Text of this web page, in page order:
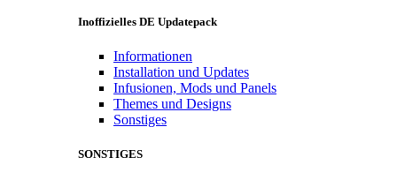
Inoffizielles DE Updatepack
Informationen
Installation und Updates
Infusionen, Mods und Panels
Themes und Designs
Sonstiges
SONSTIGES